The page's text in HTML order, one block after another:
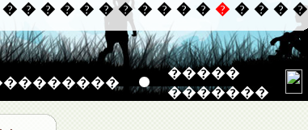
� � � � � � � � � � � � � � � �
�����
�������